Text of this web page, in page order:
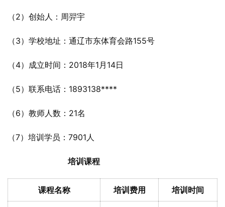
（2）创始人：周羿宇
（3）学校地址：通辽市东体育会路155号
（4）成立时间：2018年1月14日
（5）联系电话：1893138****
（6）教师人数：21名
（7）培训学员：7901人
培训课程
课程名称 培训费用 培训时间